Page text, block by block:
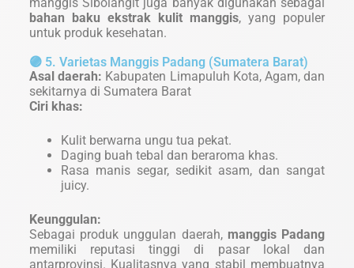
bahan baku ekstrak kulit manggis, yang populer
untuk produk kesehatan.
🟣 5. Varietas Manggis Padang (Sumatera Barat)
Asal daerah: Kabupaten Limapuluh Kota, Agam, dan
sekitarnya di Sumatera Barat
Ciri khas:
Kulit berwarna ungu tua pekat.
Daging buah tebal dan beraroma khas.
Rasa manis segar, sedikit asam, dan sangat
juicy.
Keunggulan:
Sebagai produk unggulan daerah, manggis Padang
memiliki reputasi tinggi di pasar lokal dan
antarprovinsi. Kualitasnya yang stabil membuatnya